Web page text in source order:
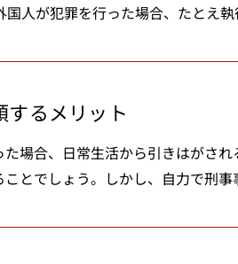
人が犯罪を行った場合、たとえ
するメリット
場合、日常生活から引きはがさ
とでしょう。しかし、自力で刑